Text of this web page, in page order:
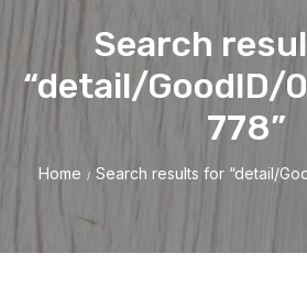
Search
“detail/GoodID/
778”
Home / Search results for “detail/